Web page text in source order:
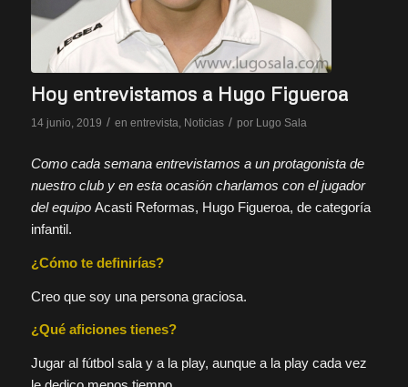
Hoy entrevistamos a Hugo Figueroa
14 junio, 2019 / en entrevista, Noticias / por Lugo Sala
Como cada semana entrevistamos a un protagonista de
nuestro club y en esta ocasión charlamos con el jugador
del equipo Acasti Reformas, Hugo Figueroa, de categoría
infantil.
¿Cómo te definirías?
Creo que soy una persona graciosa.
¿Qué aficiones tienes?
Jugar al fútbol sala y a la play, aunque a la play cada vez